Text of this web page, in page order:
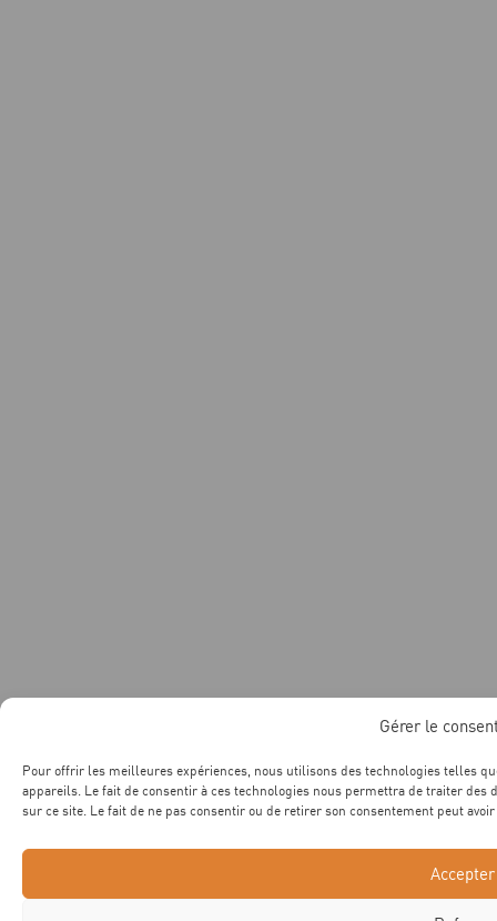
Gérer le
Pour offrir les meilleures expériences, nous utilisons des technologies telles
appareils. Le fait de consentir à ces technologies nous permettra de traiter
sur ce site. Le fait de ne pas consentir ou de retirer son consentement peut
Accepter